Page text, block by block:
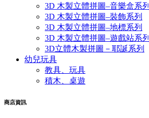
3D 木製立體拼圖–音樂盒系列
3D 木製立體拼圖–裝飾系列
3D 木製立體拼圖–地標系列
3D 木製立體拼圖–遊戲站系列
3D立體木製拼圖－耶誕系列
幼兒玩具
教具、玩具
積木、桌遊
商店資訊